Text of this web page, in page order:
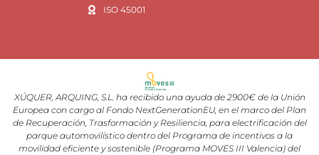
ISO 45001
XÚQUER, ARQUING, S.L. ha recibido una ayuda de 2900€ de la Unión
Europea con cargo al Fondo NextGenerationEU, en el marco del Plan
de Recuperación, Trasformación y Resiliencia, para electrificación del
parque automovilístico dentro del Programa de incentivos a la
movilidad eficiente y sostenible (Programa MOVES III Valencia) del